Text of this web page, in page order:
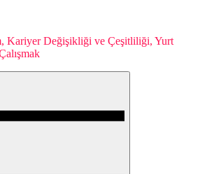
Kariyer Değişikliği ve Çeşitliliği, Yurt